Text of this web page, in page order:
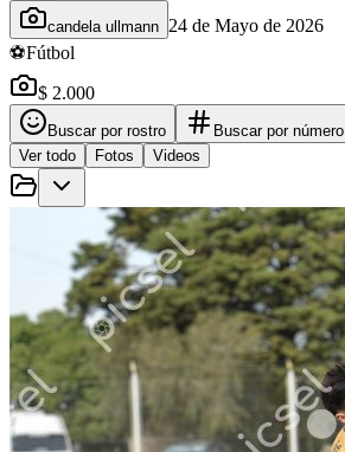
candela ullmann 24 de Mayo de 2026
⚽Fútbol
$ 2.000
Buscar por rostro
Buscar por número
Ver todo
Fotos Videos